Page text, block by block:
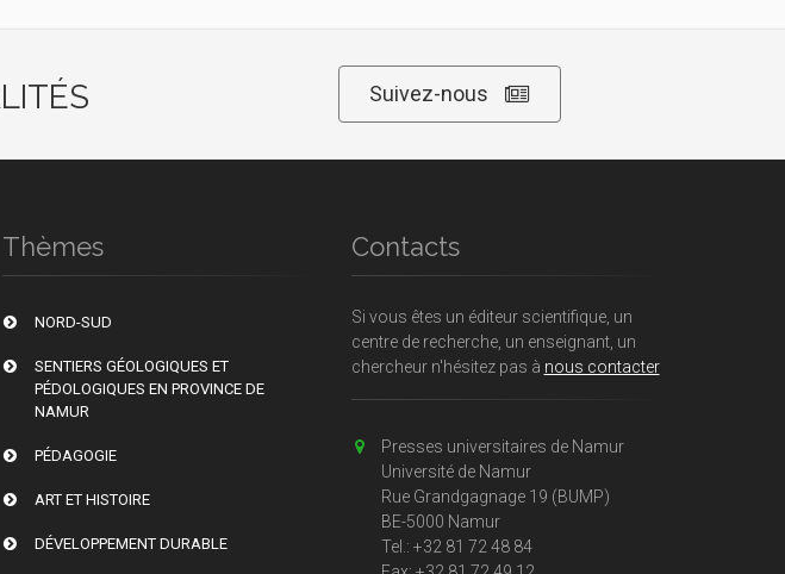
Suivez-nous
Thèmes
NORD-SUD
SENTIERS GÉOLOGIQUES ET
PÉDOLOGIQUES EN PROVINCE DE
NAMUR
PÉDAGOGIE
ART ET HISTOIRE
DÉVELOPPEMENT DURABLE
Contacts
Si vous êtes un éditeur scientifique, un
centre de recherche, un enseignant, un
chercheur n'hésitez pas à nous contacter
Presses universitaires de Namur
Université de Namur
Rue Grandgagnage 19 (BUMP)
BE-5000 Namur
Tel.: +32 81 72 48 84